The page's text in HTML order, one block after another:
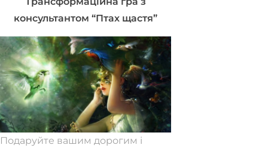
консультантом “Птах щастя”
Подаруйте вашим дорогим і